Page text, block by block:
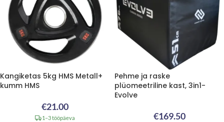
Kangiketas 5kg HMS Metall+
kumm HMS
€21.00
1–3 tööpäeva
Pehme ja raske
plüomeetriline kast, 3in1-
Evolve
€169.50